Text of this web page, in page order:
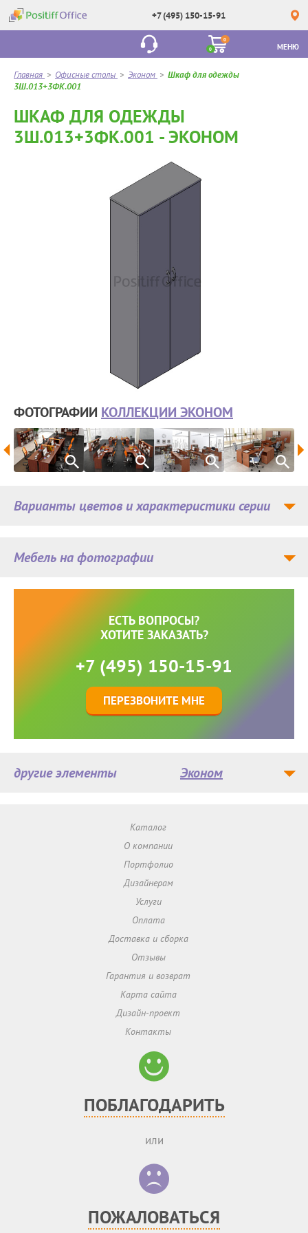
+7 (495) 150-15-91
0
0
МЕНЮ
Главная > Офисные столы > Эконом > Шкаф для одежды
3Ш.013+3ФК.001
ШКАФ ДЛЯ ОДЕЖДЫ
3Ш.013+3ФК.001 - ЭКОНОМ
ФОТОГРАФИИ КОЛЛЕКЦИИ ЭКОНОМ
Мебель на фотографии
Варианты цветов и характеристики серии
ЕСТЬ ВОПРОСЫ?
ХОТИТЕ ЗАКАЗАТЬ?
+7 (495) 150-15-91
ПЕРЕЗВОНИТЕ МНЕ
другие элементы Эконом
Каталог
О компании
Портфолио
Дизайнерам
Услуги
Оплата
Доставка и сборка
Отзывы
Гарантия и возврат
Карта сайта
Дизайн-проект
Контакты
ПОБЛАГОДАРИТЬ
или
ПОЖАЛОВАТЬСЯ